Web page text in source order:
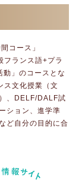
コース」
フランス語+プラ
動」のコースとな
ス文化授業（文
、DELF/DALF試
ション、進学準
ど自分の目的に合